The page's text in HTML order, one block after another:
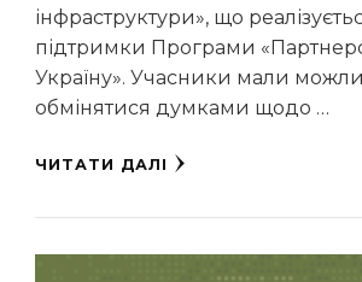
інфраструктури», що
підтримки Програми
Україну». Учасники мали
обмінятися думками щодо …
ЧИТАТИ ДАЛІ